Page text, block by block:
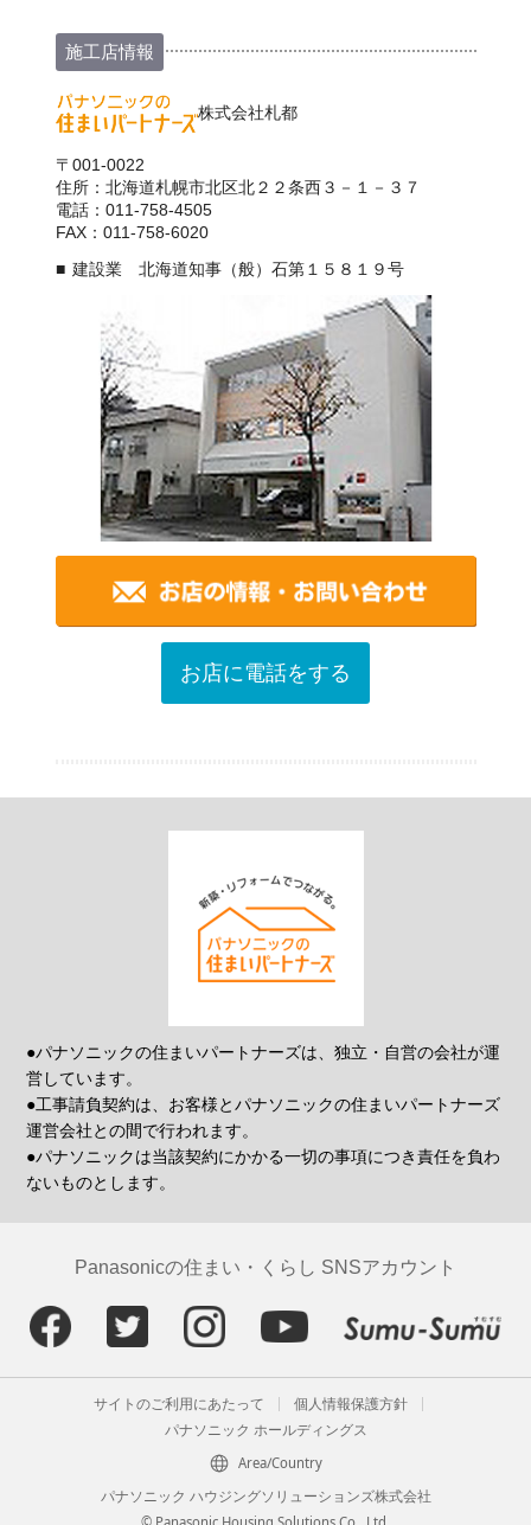
施工店情報
株式会社札都
〒001-0022
住所：北海道札幌市北区北２２条西３－１－３７
電話：011-758-4505
FAX：011-758-6020
建設業 北海道知事（般）石第１５８１９号
お店に電話をする
●パナソニックの住まいパートナーズは、独立・自営の会社が運
営しています。
●工事請負契約は、お客様とパナソニックの住まいパートナーズ
運営会社との間で行われます。
●パナソニックは当該契約にかかる一切の事項につき責任を負わ
ないものとします。
Panasonicの住まい・くらし SNSアカウント
サイトのご利用にあたって
個人情報保護方針
パナソニック ホールディングス
Area/Country
パナソニック ハウジングソリューションズ株式会社